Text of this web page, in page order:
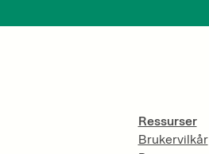
Ressurser
Brukervilkår